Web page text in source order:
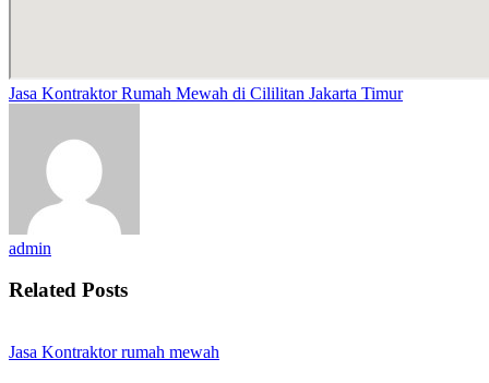
Jasa Kontraktor Rumah Mewah di Cililitan Jakarta Timur
admin
Related Posts
Jasa Kontraktor rumah mewah